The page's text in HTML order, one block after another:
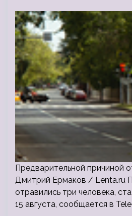
Предварительной причиной
Дмитрий Ермаков / Lenta.ru
отравились три человека,
15 августа, сообщается в